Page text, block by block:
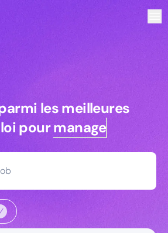
les meilleures
les meilleures
pourmanagers